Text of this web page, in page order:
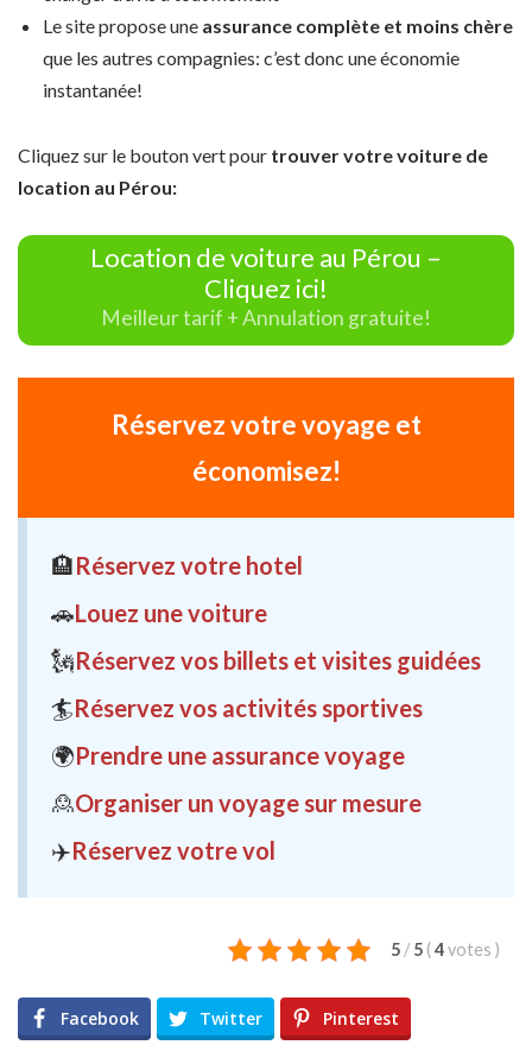
Le site propose une assurance complète et moins chère
que les autres compagnies: c’est donc une économie
instantanée!
Cliquez sur le bouton vert pour trouver votre voiture de
location au Pérou:
Location de voiture au Pérou –
Cliquez ici!
Meilleur tarif + Annulation gratuite!
Réservez votre voyage et
économisez!
🏨Réservez votre hotel
🚗Louez une voiture
🗽Réservez vos billets et visites guidées
🏄Réservez vos activités sportives
🌍Prendre une assurance voyage
🙎Organiser un voyage sur mesure
✈️Réservez votre vol
5 / 5 (4votes )
Facebook Twitter Pinterest